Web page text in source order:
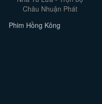
Phim Hồng Kông